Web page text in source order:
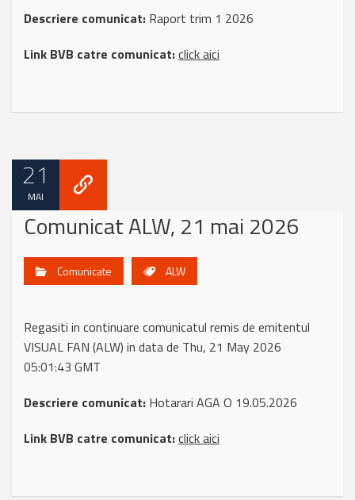
Descriere comunicat: Raport trim 1 2026
Link BVB catre comunicat:click aici
21
MAI
Comunicat ALW, 21 mai 2026
Comunicate ALW
Regasiti in continuare comunicatul remis de emitentul
VISUAL FAN (ALW) in data de Thu, 21 May 2026
05:01:43 GMT
Descriere comunicat: Hotarari AGA O 19.05.2026
Link BVB catre comunicat:click aici